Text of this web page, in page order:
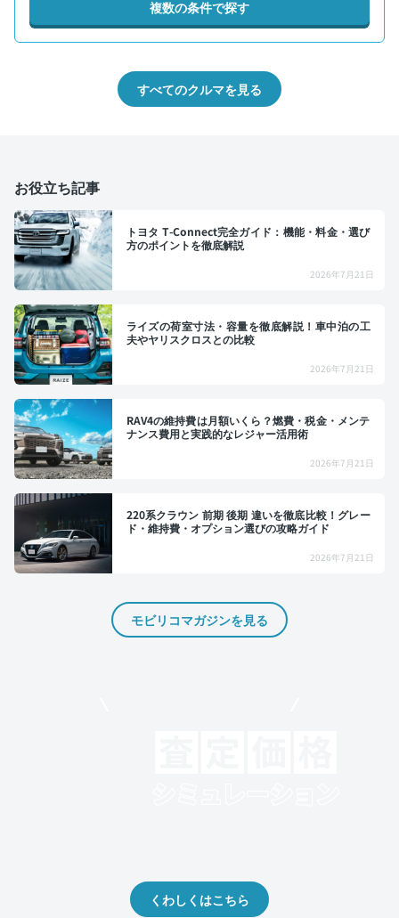
複数の条件で探す
すべてのクルマを見る
お役立ち記事
トヨタ T-Connect完全ガイド：機能・料金・選び
方のポイントを徹底解説
2026年7月21日
ライズの荷室寸法・容量を徹底解説！車中泊の工
夫やヤリスクロスとの比較
2026年7月21日
RAV4の維持費は月額いくら？燃費・税金・メンテ
ナンス費用と実践的なレジャー活用術
2026年7月21日
220系クラウン 前期 後期 違いを徹底比較！グレー
ド・維持費・オプション選びの攻略ガイド
2026年7月21日
モビリコマガジンを見る
くわしくはこちら